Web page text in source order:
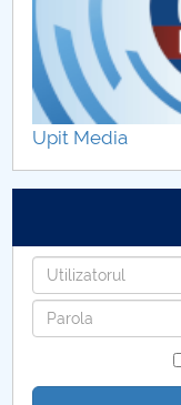
Upit Media
Utilizatorul
Parola